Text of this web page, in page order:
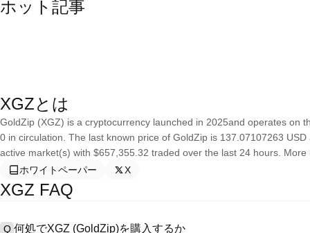
ホット記事
XGZとは
GoldZip (XGZ) is a cryptocurrency launched in 2025and operates on
0 in circulation. The last known price of GoldZip is 137.07107263
active market(s) with $657,355.32 traded over the last 24 hours.
ホワイトペーパー
X
XGZ FAQ
Q 何処でXGZ (GoldZip)を購入するか